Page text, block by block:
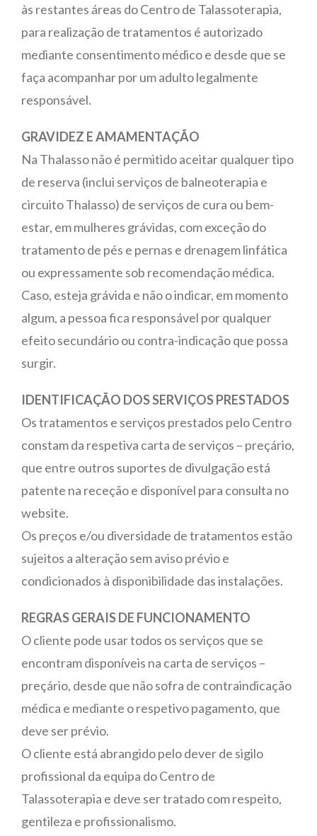
às restantes áreas do Centro de Talassoterapia,
para realização de tratamentos é autorizado
mediante consentimento médico e desde que se
faça acompanhar por um adulto legalmente
responsável.
GRAVIDEZ E AMAMENTAÇÃO
Na Thalasso não é permitido aceitar qualquer tipo
de reserva (inclui serviços de balneoterapia e
circuito Thalasso) de serviços de cura ou bem-
estar, em mulheres grávidas, com exceção do
tratamento de pés e pernas e drenagem linfática
ou expressamente sob recomendação médica.
Caso, esteja grávida e não o indicar, em momento
algum, a pessoa fica responsável por qualquer
efeito secundário ou contra-indicação que possa
surgir.
IDENTIFICAÇÃO DOS SERVIÇOS PRESTADOS
Os tratamentos e serviços prestados pelo Centro
constam da respetiva carta de serviços – preçário,
que entre outros suportes de divulgação está
patente na receção e disponível para consulta no
website.
Os preços e/ou diversidade de tratamentos estão
sujeitos a alteração sem aviso prévio e
condicionados à disponibilidade das instalações.
REGRAS GERAIS DE FUNCIONAMENTO
O cliente pode usar todos os serviços que se
encontram disponíveis na carta de serviços –
preçário, desde que não sofra de contraindicação
médica e mediante o respetivo pagamento, que
deve ser prévio.
O cliente está abrangido pelo dever de sigilo
profissional da equipa do Centro de
Talassoterapia e deve ser tratado com respeito,
gentileza e profissionalismo.